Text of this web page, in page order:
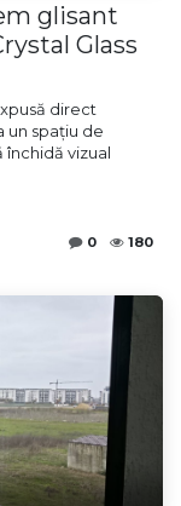
glisant
Glass
direct
un spațiu de
vizual
0 180